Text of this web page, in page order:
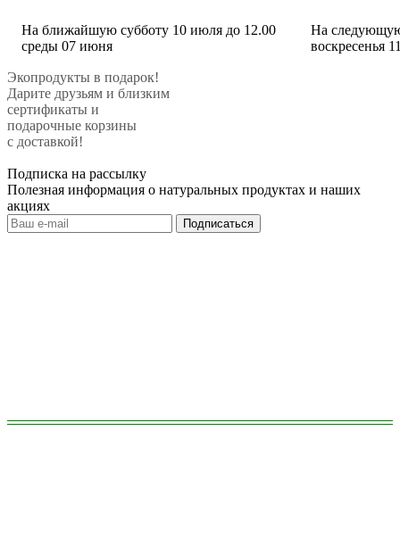
На ближайшую субботу 10 июля до 12.00
среды 07 июня
На
воскресенья
Экопродукты в подарок!
Дарите друзьям и близким
сертификаты и
подарочные корзины
с доставкой!
Подписка на рассылку
Полезная информация о натуральных продуктах и наших
акциях
Подписаться